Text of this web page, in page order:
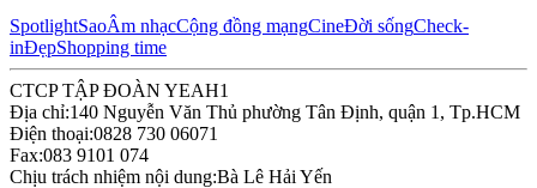
SpotlightSaoÂm nhạcCộng đồng mạngCineĐời sốngCheck-
inĐẹpShopping time
CTCP TẬP ĐOÀN YEAH1
Địa chỉ:140 Nguyễn Văn Thủ phường Tân Định, quận 1, Tp.HCM
Điện thoại:0828 730 06071
Fax:083 9101 074
Chịu trách nhiệm nội dung:Bà Lê Hải Yến